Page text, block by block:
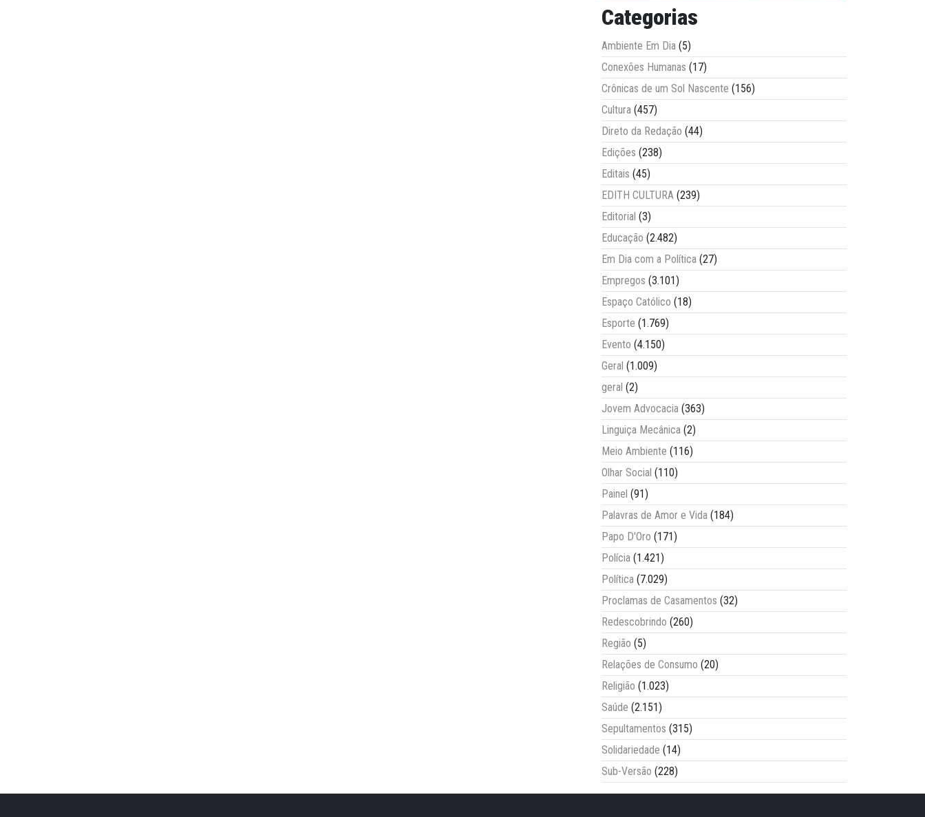
Categorias
Ambiente Em Dia (5)
Conexões Humanas (17)
Crônicas de um Sol Nascente (156)
Cultura (457)
Direto da Redação (44)
Edições (238)
Editais (45)
EDITH CULTURA (239)
Editorial (3)
Educação (2.482)
Em Dia com a Política (27)
Empregos (3.101)
Espaço Católico (18)
Esporte (1.769)
Evento (4.150)
Geral (1.009)
geral (2)
Jovem Advocacia (363)
Linguiça Mecânica (2)
Meio Ambiente (116)
Olhar Social (110)
Painel (91)
Palavras de Amor e Vida (184)
Papo D'Oro (171)
Polícia (1.421)
Política (7.029)
Proclamas de Casamentos (32)
Redescobrindo (260)
Região (5)
Relações de Consumo (20)
Religião (1.023)
Saúde (2.151)
Sepultamentos (315)
Solidariedade (14)
Sub-Versão (228)